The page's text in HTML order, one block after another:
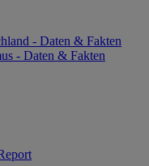
- Daten & Fakten
- Daten & Fakten